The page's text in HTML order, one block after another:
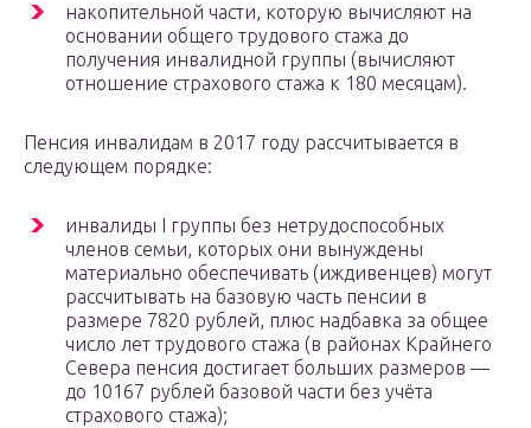
накопительной части, которую вычисляют на
основании общего трудового стажа до
получения инвалидной группы (вычисляют
отношение страхового стажа к 180 месяцам).
Пенсия инвалидам в 2017 году рассчитывается в
следующем порядке:
инвалиды I группы без нетрудоспособных
членов семьи, которых они вынуждены
материально обеспечивать (иждивенцев) могут
рассчитывать на базовую часть пенсии в
размере 7820 рублей, плюс надбавка за общее
число лет трудового стажа (в районах Крайнего
Севера пенсия достигает больших размеров —
до 10167 рублей базовой части без учёта
страхового стажа);